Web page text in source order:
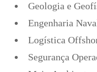
Geologia e
Engenharia
Logística
Segurança